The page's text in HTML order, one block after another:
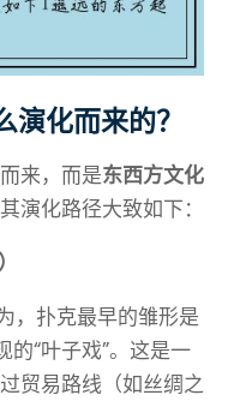
化而来的？
来，而是东西方文化
演化路径大致如下：
，扑克最早的雏形是
“叶子戏”。这是一
贸易路线（如丝绸之